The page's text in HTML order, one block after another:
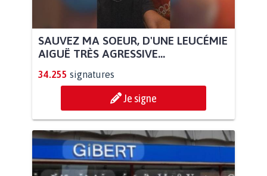
SAUVEZ MA SOEUR, D'UNE LEUCÉMIE
AIGUË TRÈS AGRESSIVE...
34.255 signatures
Je signe